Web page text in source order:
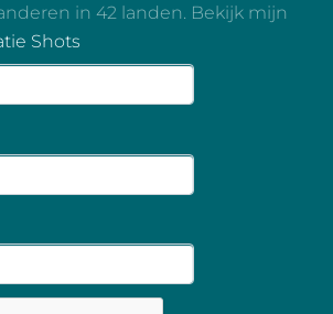
in 42 landen. Bekijk mijn
Shots